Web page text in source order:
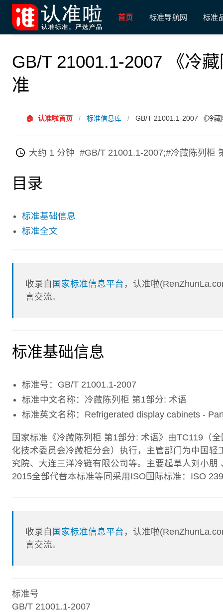
首页 标准导航网 标准
GB/T 21001.1-2007 《冷
准
🏠 认准啦首页 / 标准信息库 / GB/T 21001.1-2007 《冷
大约 1 分钟 #GB/T 21001.1-2007;#冷藏陈列柜
目录
标准基础信息
标准全文
收录自 国家标准信息平台 ，认准啦
言交流。
标准基础信息
标准号：GB/T 21001.1-2007
标准中文名称：冷藏陈列柜 第1部分: 术语
标准英文名称：Refrigerated display cabinets -
国家标准《冷藏陈列柜 第1部分: 术语》由TC119（
化技术委员会冷藏柜分会）执行，主管部门为中国
究院、大连三洋冷链有限公司等。主要起草人刘小
2015全部代替本标准等同采用ISO国际标准：ISO
收录自 国家标准信息平台 ，认准啦
言交流。
标准号
GB/T 21001.1-2007